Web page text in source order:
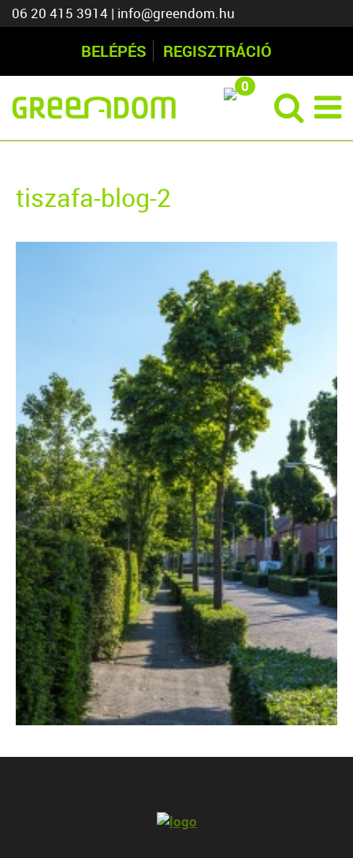
06 20 415 3914 | info@greendom.hu
BELÉPÉS REGISZTRÁCIÓ
0
tiszafa-blog-2